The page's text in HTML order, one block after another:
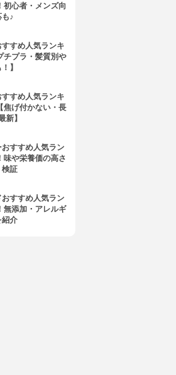
初心者・メンズ向
♪
すめ人気ランキ
チプラ・髪質別や
】
すめ人気ランキ
焦げ付かない・長
新】
すすめ人気ラン
味や栄養価の高さ
検証
おすすめ人気ラン
無添加・アレルギ
紹介